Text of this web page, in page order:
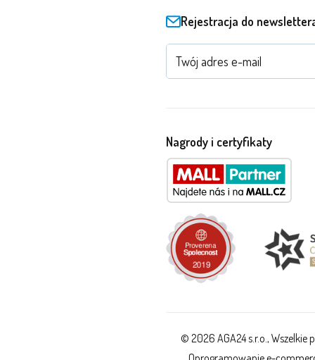
Rejestracja do
Nagrody i certyfikaty
© 2026 AGA24 s.r.o., Wszelkie